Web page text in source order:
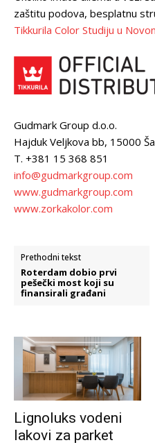
zaštitu podova, besplatnu
Tikkurila Color Studiju u
Gudmark Group d.o.o.
Hajduk Veljkova bb, 15000
T. +381 15 368 851
info@gudmarkgroup.com
www.gudmarkgroup.com
www.zorkakolor.com
Prethodni tekst
Roterdam dobio prvi
pešečki most koji su
finansirali građani
Lignoluks vodeni
lakovi za parket